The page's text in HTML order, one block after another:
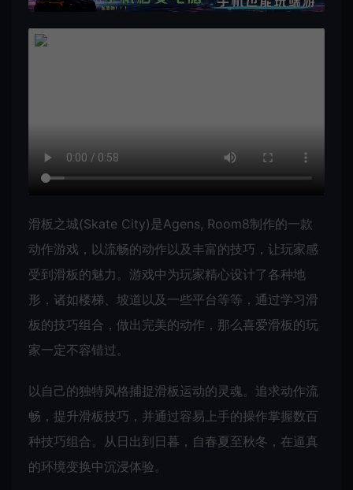
滑板之城(Skate City)是Agens, Room8制作的一款
动作游戏，以流畅的动作以及丰富的技巧，让玩家感
受到滑板的魅力。游戏中为玩家精心设计了各种地
形，诸如楼梯、坡道以及一些平台等等，通过学习滑
板的技巧组合，做出完美的动作，那么喜爱滑板的玩
家一定不容错过。
以自己的独特风格捕捉滑板运动的灵魂。追求动作流
畅，提升滑板技巧，并通过容易上手的操作掌握数百
种技巧组合。从日出到日暮，自春夏至秋冬，在逼真
的环境变换中沉浸体验。